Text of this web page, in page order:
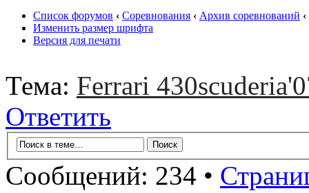
Список форумов ‹ Соревнования ‹ Архив соревнований ‹
Изменить размер шрифта
Версия для печати
Тема: Ferrari
Ответить
Сообщений: 234 •